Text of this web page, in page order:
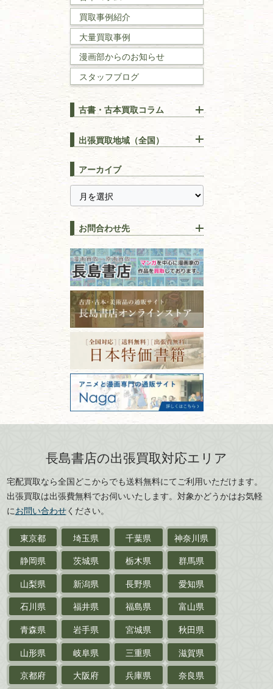
理工書
数学書・物理学書
建築書
漢方・鍼灸・東洋医学
易学・占い
スピリチュアル・
全集・
趣味・教養
書道
拓本・法帖・碑帖
篆刻・印譜
書道具
美術書・アート本・
デザイン本
カメラ・撮影術
版画・リトグラフ・
刀剣・鎧・ 甲冑
武道書・武術書
近代文学・
サイン色紙
作家草稿・原稿・肉筆物
探偵小説・推理小説
乗物
鉄道・
電車・バス
戦前・戦中の紙物・資料
絵葉書
買取事例紹介
大量買取事例
漫画部からのお知らせ
スタッフブログ
古書・古本買取コラム
【出張買取】古本の大量買取
りOK！効率的に売る方法
宅配買取は古本を送るだけ！
長島書店の便利な買取サービ
ス
【持ち込み買取】店頭で簡単
に古本を売るメリットとは？
古本を高く売る方法！買取で
上手な売り方のコツを解説
古本の保管方法と劣化する原
因！適切な管理で長持ちさせ
るコツ
古本は汚れていると買取でき
ない？適切な保管方法とクリ
ーニング！
ISBNコードとは？書籍の識別
番号の意味と役割を解説
価値ある古書を売るポイント
と注意点
出張買取地域（全国）
埼玉県
千葉県
神奈川県
静岡県
栃木県
山梨県
新潟県
長野県
愛知県
石川県
福井県
福島県
富山県
青森県
岩手県
宮城県
秋田県
山形県
岐阜県
三重県
滋賀県
京都府
大阪府
兵庫県
奈良県
島根県
岡山県
徳島県
香川県
愛媛県
アーカイブ
お問合わせ先
古本買取専門店 長島書店
〒101-0051
東京都千代田区神田神保町2-5-1
フリーダイヤル：0120-414-548
電話：03-3512-8115
FAX：03-3512-8116
古物商許可：東京都公安委員会 第
301028901712号
古物商名称：有限会社長島書店
長島書店の出張買取対応エリア
宅配買取なら全国どこからでも送料無料にてご利用いただけます。
出張買取は出張費無料でお伺いいたします。対象かどうかはお気軽
にお問い合わせください。
東京都 埼玉県 千葉県
神奈川県
静岡県
茨城県 栃木県
群馬県
山梨県
新潟県 長野県
愛知県
石川県
福井県 福島県
富山県
青森県
岩手県 宮城県
秋田県
山形県
岐阜県 三重県
滋賀県
京都府
大阪府 兵庫県
奈良県